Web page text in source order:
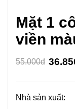
Mặt 1
viền
55.000đ
Nhà sản xuất: